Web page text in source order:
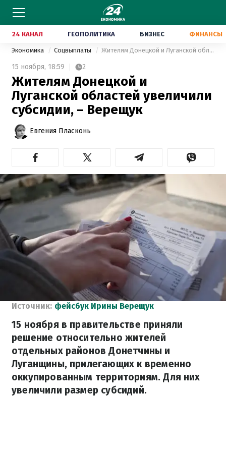
24 КАНАЛ ГЕОПОЛИТИКА БИЗНЕС ФИНАНСЫ
Экономика Соцвыплаты Жителям Донецкой и Луганской областей увеличили субсидии, – Верещук
15 ноября, 18:59 2
Жителям Донецкой и
Луганской областей увеличили
субсидии, – Верещук
Евгения Пласконь
Источник: фейсбук Ирины Верещук
15 ноября в правительстве приняли
решение относительно жителей
отдельных районов Донетчины и
Луганщины, прилегающих к временно
оккупированным территориям. Для них
увеличили размер субсидий.